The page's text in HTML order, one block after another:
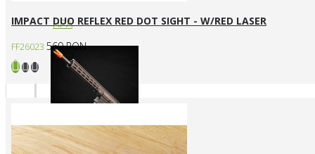
HPA
IMPACT DUO REFLEX RED DOT SIGHT - W/RED LASER
FF26023 569 RON